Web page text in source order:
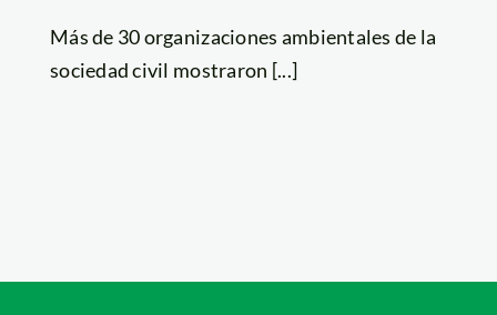
Más de 30 organizaciones ambientales de la
sociedad civil mostraron [...]